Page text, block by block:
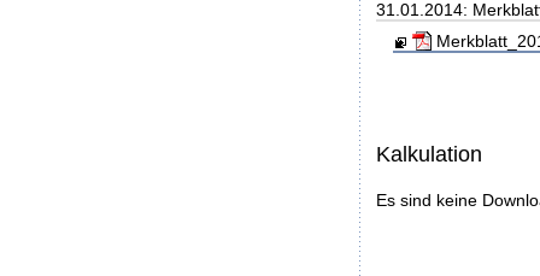
31.01.2014:
Kalkulation
Es sind keine